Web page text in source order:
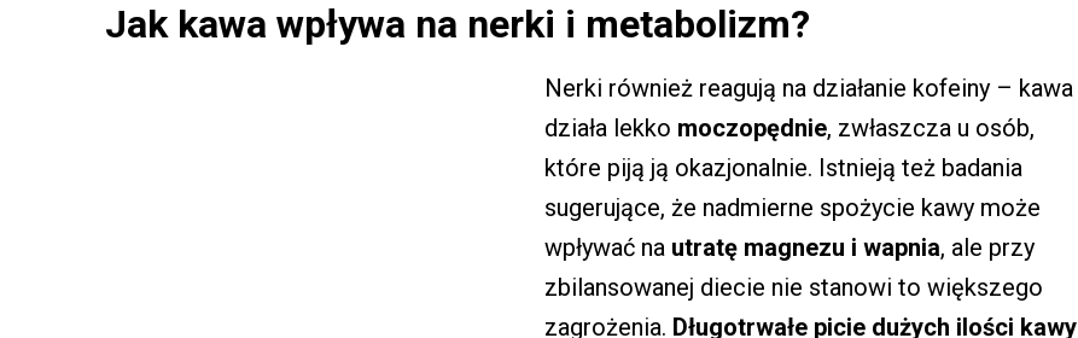
Jak kawa wpływa na nerki i metabolizm?
Nerki również reagują na działanie kofeiny – kawa
działa lekko moczopędnie, zwłaszcza u osób,
które piją ją okazjonalnie. Istnieją też badania
sugerujące, że nadmierne spożycie kawy może
wpływać na utratę magnezu i wapnia, ale przy
zbilansowanej diecie nie stanowi to większego
zagrożenia. Długotrwałe picie dużych ilości kawy